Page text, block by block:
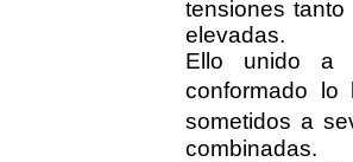
tensiones
elevadas.
Ello unido a
conformado
sometidos a
combinadas.